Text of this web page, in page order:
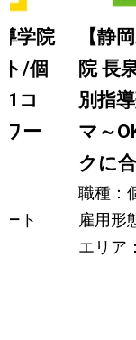
学院
/個
1コ
ー
ト
【静
院 長
別指
マ～
クに
職種：
雇用形
エリア